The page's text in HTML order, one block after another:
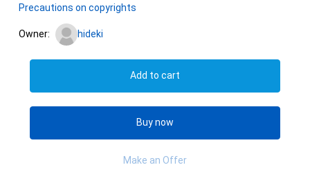
Precautions on copyrights
Owner: hideki
Add to cart
Buy now
Make an Offer